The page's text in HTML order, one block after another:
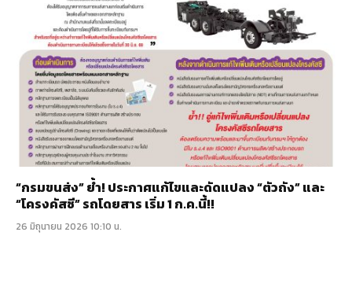
“กรมขนส่ง” ย้ำ! ประกาศแก้ไขและดัดแปลง “ตัวถัง” และ
“โครงคัสซี” รถโดยสาร เริ่ม 1 ก.ค.นี้!!
26 มิถุนายน 2026 10:10 น.